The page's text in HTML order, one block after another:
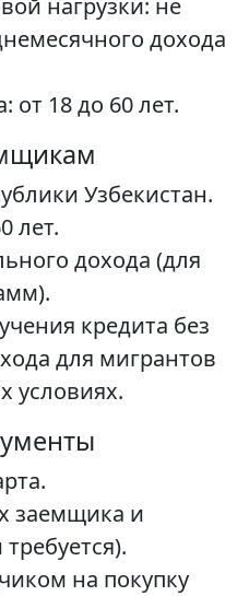
нагрузки: не
дохода
от 18 до 60 лет.
Узбекистан.
лет.
дохода (для
кредита без
для мигрантов
условиях.
заемщика и
на покупку